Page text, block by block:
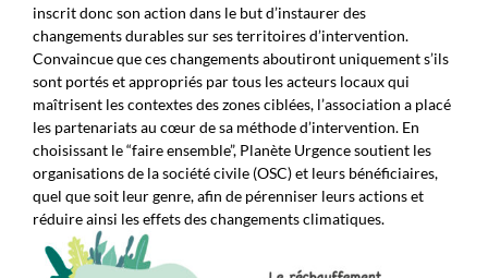
inscrit donc son action dans le but d’instaurer des
changements durables sur ses territoires d’intervention.
Convaincue que ces changements aboutiront uniquement s’ils
sont portés et appropriés par tous les acteurs locaux qui
maîtrisent les contextes des zones ciblées, l’association a placé
les partenariats au cœur de sa méthode d’intervention. En
choisissant le “faire ensemble”, Planète Urgence soutient les
organisations de la société civile (OSC) et leurs bénéficiaires,
quel que soit leur genre, afin de pérenniser leurs actions et
réduire ainsi les effets des changements climatiques.